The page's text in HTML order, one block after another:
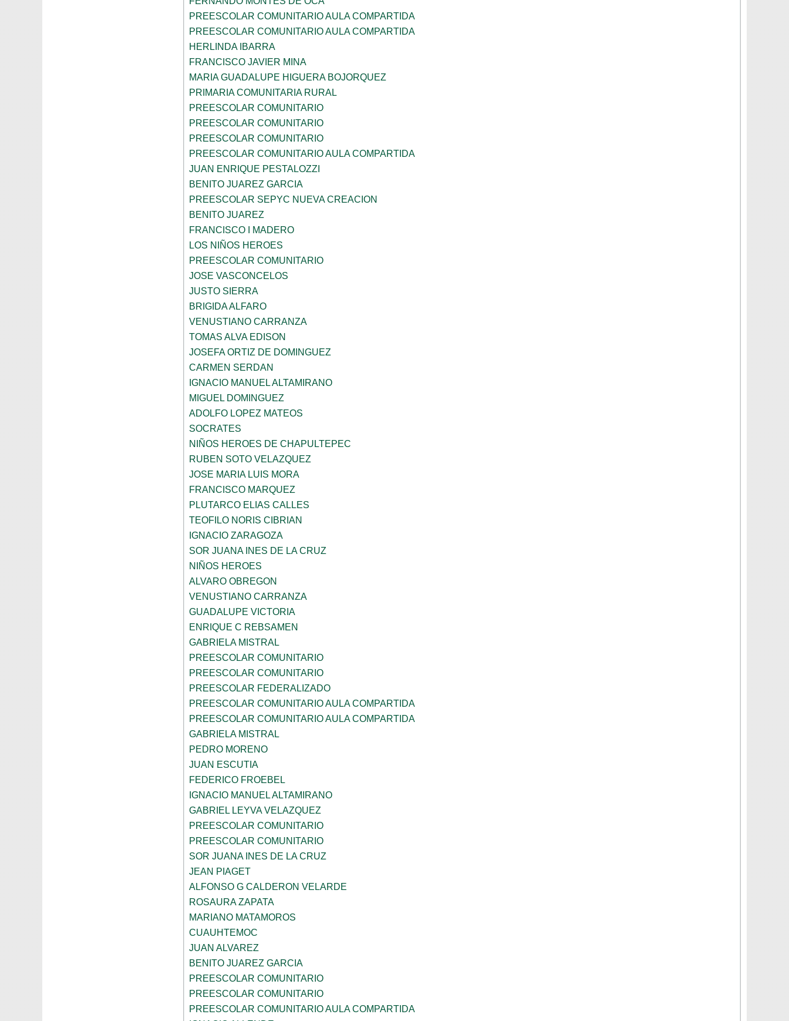
PREESCOLAR COMUNITARIO AULA COMPARTIDA
PREESCOLAR COMUNITARIO AULA COMPARTIDA
HERLINDA IBARRA
FRANCISCO JAVIER MINA
MARIA GUADALUPE HIGUERA BOJORQUEZ
PRIMARIA COMUNITARIA RURAL
PREESCOLAR COMUNITARIO
PREESCOLAR COMUNITARIO
PREESCOLAR COMUNITARIO
PREESCOLAR COMUNITARIO AULA COMPARTIDA
JUAN ENRIQUE PESTALOZZI
BENITO JUAREZ GARCIA
PREESCOLAR SEPYC NUEVA CREACION
BENITO JUAREZ
FRANCISCO I MADERO
LOS NIÑOS HEROES
PREESCOLAR COMUNITARIO
JOSE VASCONCELOS
JUSTO SIERRA
BRIGIDA ALFARO
VENUSTIANO CARRANZA
TOMAS ALVA EDISON
JOSEFA ORTIZ DE DOMINGUEZ
CARMEN SERDAN
IGNACIO MANUEL ALTAMIRANO
MIGUEL DOMINGUEZ
ADOLFO LOPEZ MATEOS
SOCRATES
NIÑOS HEROES DE CHAPULTEPEC
RUBEN SOTO VELAZQUEZ
JOSE MARIA LUIS MORA
FRANCISCO MARQUEZ
PLUTARCO ELIAS CALLES
TEOFILO NORIS CIBRIAN
IGNACIO ZARAGOZA
SOR JUANA INES DE LA CRUZ
NIÑOS HEROES
ALVARO OBREGON
VENUSTIANO CARRANZA
GUADALUPE VICTORIA
ENRIQUE C REBSAMEN
GABRIELA MISTRAL
PREESCOLAR COMUNITARIO
PREESCOLAR COMUNITARIO
PREESCOLAR FEDERALIZADO
PREESCOLAR COMUNITARIO AULA COMPARTIDA
PREESCOLAR COMUNITARIO AULA COMPARTIDA
GABRIELA MISTRAL
PEDRO MORENO
JUAN ESCUTIA
FEDERICO FROEBEL
IGNACIO MANUEL ALTAMIRANO
GABRIEL LEYVA VELAZQUEZ
PREESCOLAR COMUNITARIO
PREESCOLAR COMUNITARIO
SOR JUANA INES DE LA CRUZ
JEAN PIAGET
ALFONSO G CALDERON VELARDE
ROSAURA ZAPATA
MARIANO MATAMOROS
CUAUHTEMOC
JUAN ALVAREZ
BENITO JUAREZ GARCIA
PREESCOLAR COMUNITARIO
PREESCOLAR COMUNITARIO
PREESCOLAR COMUNITARIO AULA COMPARTIDA